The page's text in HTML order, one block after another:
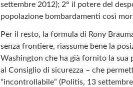
settembre 2012); 2° il potere del
popolazione bombardamenti così
Per il resto, la formula di Rony
senza frontiere, riassume bene la
Washington che ha già fornito la sua
al Consiglio di sicurezza – che
“incontrollabile” (Politis, 13